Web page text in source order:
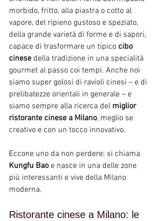
morbido, fritto, alla piastra o cotto al
vapore, del ripieno gustoso e speziato,
della grande varietà di forme e di sapori,
capace di trasformare un tipico cibo
cinese della tradizione in una specialità
gourmet al passo coi tempi. Anche noi
siamo super golosi di ravioli cinesi – e di
prelibatezze orientali in generale – e
siamo sempre alla ricerca del miglior
ristorante cinese a Milano, meglio se
creativo e con un tocco innovativo.
Eccone uno da non perdere: si chiama
Kungfu Bao e nasce in una delle zone
più interessanti e vive della Milano
moderna.
Ristorante cinese a Milano: le